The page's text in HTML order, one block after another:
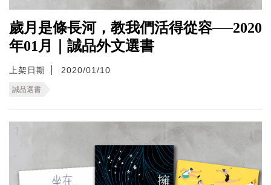
歲月是條長河，教我們活得從容──2020
年01月｜誠品外文選書
上架日期 2020/01/10
誠品選書